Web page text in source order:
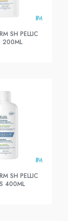
SH PELLIC
200ML
SH PELLIC
400ML